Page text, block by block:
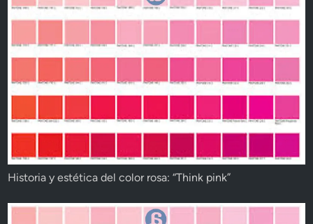
Historia y estética del color rosa: “Think pink”